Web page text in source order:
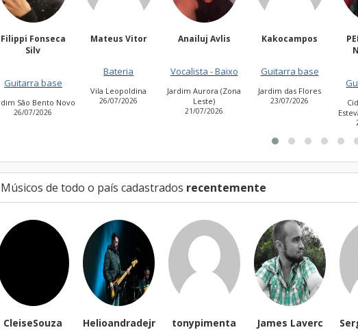
Mateus Vitor
Vila Leopoldina
26/07/2026
Anailuj Avlis
Vocalista - Baixo
Jardim Aurora (Zona
Leste)
Kakocampos
Guitarra base
Jardim das Flores
23/07/2026
PEDRO TIAGO
Cidade Antônio
Músicos de todo o país cadastrados recentemente
Helioandradejr tonypimenta James Laverc SergioDowsder